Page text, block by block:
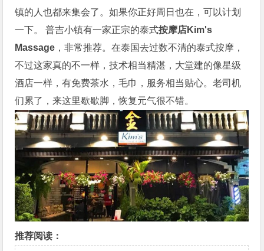
镇的人也都来集会了。如果你正好周日也在，可以计划
一下。 普吉小镇有一家正宗的泰式按摩店Kim's
Massage ，非常推荐。在泰国去过数不清的泰式按摩，
不过这家真的不一样，技术相当精湛，大堂建的像星级
酒店一样，有免费茶水，毛巾，服务相当贴心。老司机
们累了，来这里歇歇脚，恢复元气很不错。
推荐阅读：